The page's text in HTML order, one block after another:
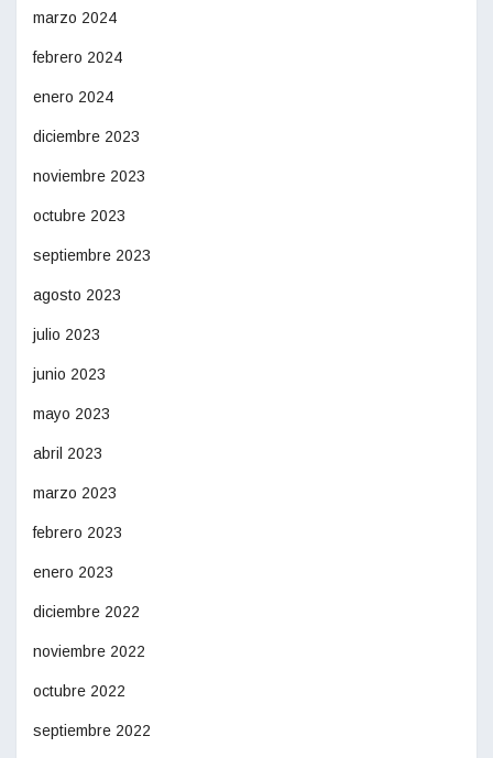
marzo 2024
febrero 2024
enero 2024
diciembre 2023
noviembre 2023
octubre 2023
septiembre 2023
agosto 2023
julio 2023
junio 2023
mayo 2023
abril 2023
marzo 2023
febrero 2023
enero 2023
diciembre 2022
noviembre 2022
octubre 2022
septiembre 2022